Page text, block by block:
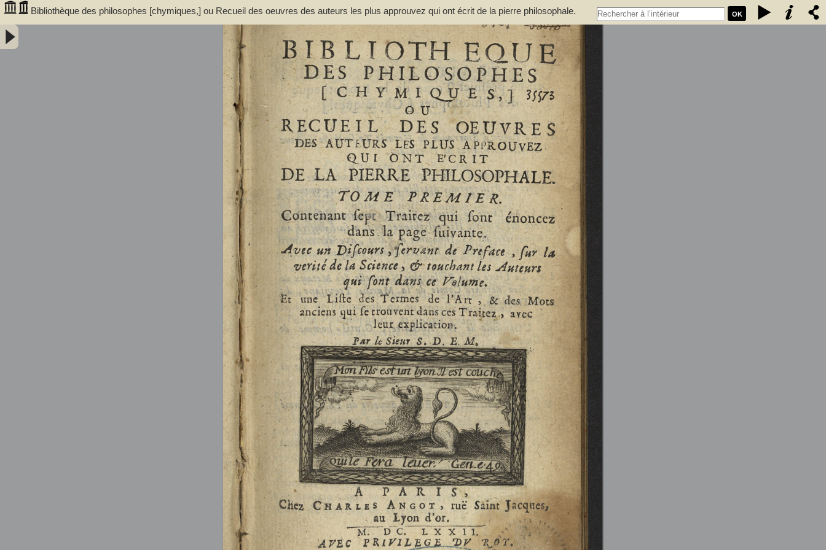
OK
Bibliothèque des philosophes [chymiques,] ou Recueil des oeuvres des auteurs les plus approuvez qui ont écrit de la pierre philosophale.
Tome premier, contenant sept traitez... avec un discours, servant de préface... et une liste des termes de l'art, & des mots anciens qui se
trouvent dans ces traitez... par le sieur S.D.E.M. - Salmon, William (1644-1713)